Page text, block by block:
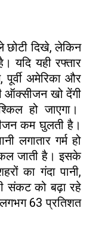
छोटी दिखे, लेकिन
यदि यही रफ्तार
अमेरिका और
ऑक्सीजन खो देंगी
हो जाएगा।
कम घुलती है।
लगातार गर्म हो
जाती है। इसके
का गंदा पानी,
संकट को बढ़ा रहे
63 प्रतिशत